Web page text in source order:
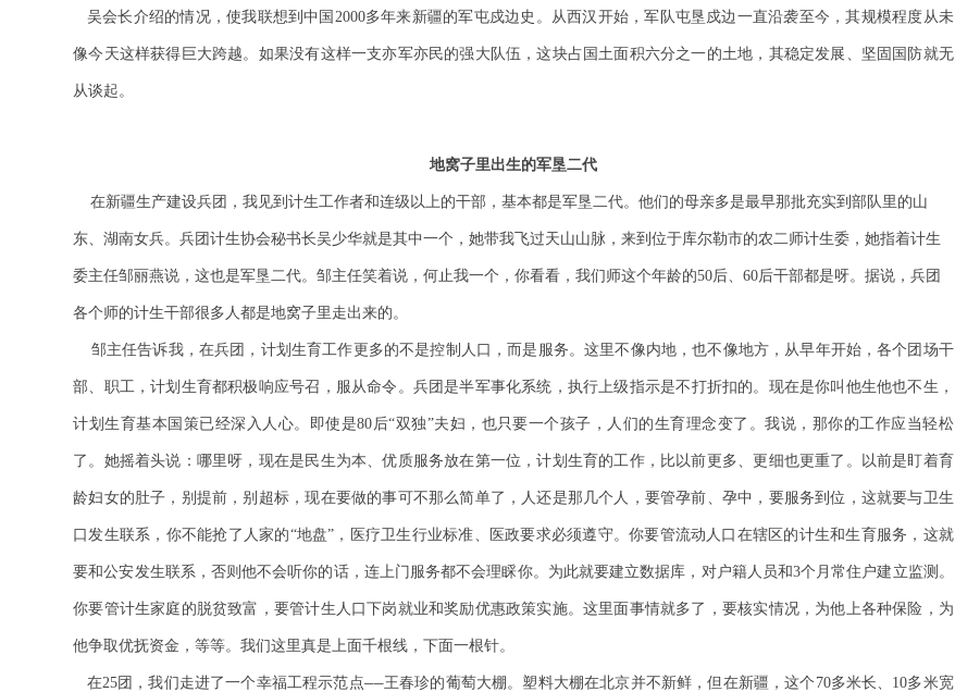
吴会长介绍的情况，使我联想到中国2000多年来新疆的军屯戍边史。从西汉开始，军队屯垦戍边一直沿袭至今，其规模程度从未
像今天这样获得巨大跨越。如果没有这样一支亦军亦民的强大队伍，这块占国土面积六分之一的土地，其稳定发展、坚固国防就无
从谈起。
地窝子里出生的军垦二代
在新疆生产建设兵团，我见到计生工作者和连级以上的干部，基本都是军垦二代。他们的母亲多是最早那批充实到部队里的山
东、湖南女兵。兵团计生协会秘书长吴少华就是其中一个，她带我飞过天山山脉，来到位于库尔勒市的农二师计生委，她指着计生
委主任邹丽燕说，这也是军垦二代。邹主任笑着说，何止我一个，你看看，我们师这个年龄的50后、60后干部都是呀。据说，兵团
各个师的计生干部很多人都是地窝子里走出来的。
邹主任告诉我，在兵团，计划生育工作更多的不是控制人口，而是服务。这里不像内地，也不像地方，从早年开始，各个团场干
部、职工，计划生育都积极响应号召，服从命令。 兵团是半军事化系统，执行上级指示是不打折扣的。现在是你叫他生他也不生，
计划生育基本国策已经深入人心。即使是80后“双独”夫妇，也只要一个孩子，人们的生育理念变了。我说，那你的工作应当轻松
了。她摇着头说：哪里呀，现在是民生为本、优质服务放在第一位，计划生育的工作，比以前更多、更细也更重了。以前是盯着育
龄妇女的肚子，别提前，别超标，现在要做的事可不那么简单了，人还是那几个人，要管孕前、孕中，要服务到位，这就要与卫生
口发生联系，你不能抢了人家的“地盘”，医疗卫生行业标准、医政要求必须遵守。你要管流动人口在辖区的计生和生育服务，这就
要和公安发生联系，否则他不会听你的话，连上门服务都不会理睬你。为此就要建立数据库，对户籍人员和3个月常住户建立监测。
你要管计生家庭的脱贫致富，要管计生人口下岗就业和奖励优惠政策实施。这里面事情就多了，要核实情况，为他上各种保险，为
他争取优抚资金 ，等等。我们这里真是上面千根线，下面一根针。
在25团，我们走进了一个幸福工程示范点──王春珍的葡萄大棚。塑料大棚在北京并不新鲜，但在新疆，这个70多米长、10多米宽